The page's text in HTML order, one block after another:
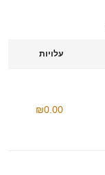
עלויות
₪0.00